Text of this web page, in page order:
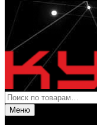
Искать:
Меню